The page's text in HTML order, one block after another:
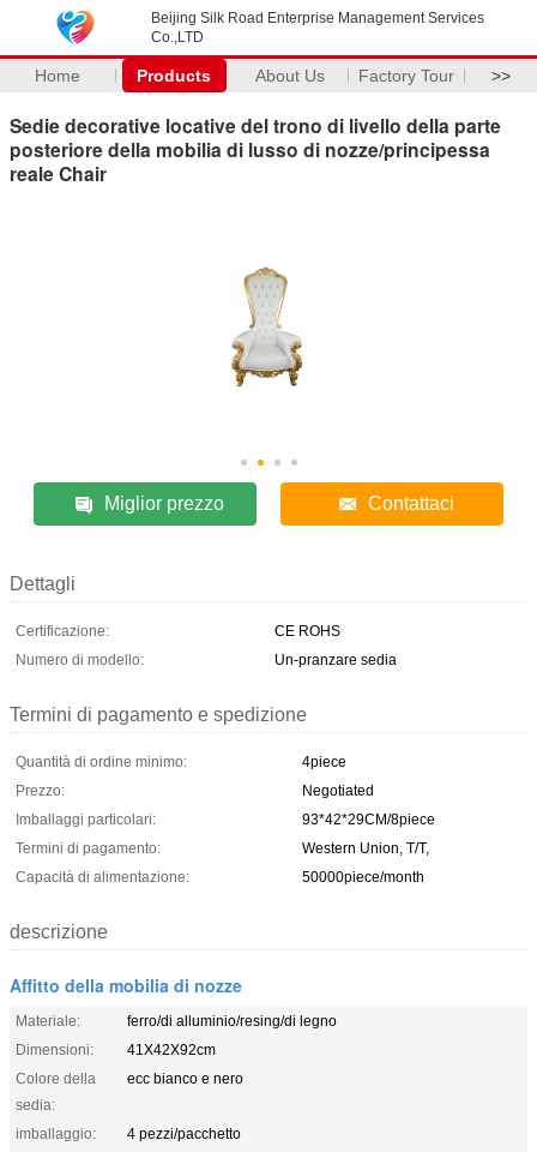
Beijing Silk Road Enterprise Management Services
Co.,LTD
Home Products About Us Factory Tour >>
Sedie decorative locative del trono di livello della parte
posteriore della mobilia di lusso di nozze/principessa
reale Chair
Miglior prezzo Contattaci
Dettagli
Certificazione:
CE ROHS
Numero di modello:
Un-pranzare sedia
Termini di pagamento e spedizione
Quantità di ordine minimo:
4piece
Prezzo:
Negotiated
Imballaggi particolari:
93*42*29CM/8piece
Termini di pagamento:
Western Union, T/T,
Capacità di alimentazione:
50000piece/month
descrizione
Affitto della mobilia di nozze
Materiale:
ferro/di alluminio/resing/di legno
Dimensioni:
41X42X92cm
Colore della
sedia:
ecc bianco e nero
imballaggio:
4 pezzi/pacchetto